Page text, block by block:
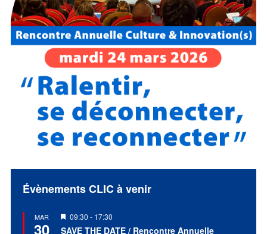
Évènements CLIC à venir
MAR
30
Mis
en
09:30 - 17:30
SAVE THE DATE / Rencontre Annuelle